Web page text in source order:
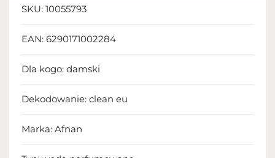
SKU: 10055793
EAN: 6290171002284
Dla kogo: damski
Dekodowanie: clean eu
Marka: Afnan